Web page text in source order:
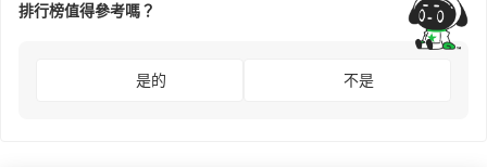
排行榜值得參考嗎？
是的 不是